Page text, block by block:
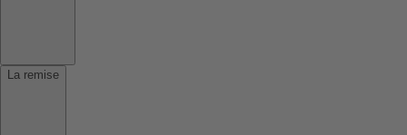
La remise